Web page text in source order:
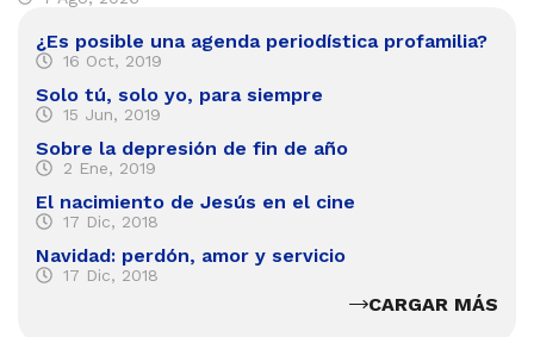
¿Es posible una agenda periodística profamilia?
16 Oct, 2019
Solo tú, solo yo, para siempre
15 Jun, 2019
Sobre la depresión de fin de año
2 Ene, 2019
El nacimiento de Jesús en el cine
17 Dic, 2018
Navidad: perdón, amor y servicio
17 Dic, 2018
CARGAR MÁS